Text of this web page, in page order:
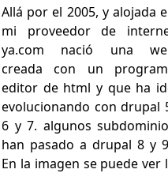
Allá por el 2005, y alojada
mi proveedor de
ya.com nació una
creada con un
editor de html y que ha
evolucionando con drupal
6 y 7. algunos
han pasado a drupal 8 y
En la imagen se puede ver